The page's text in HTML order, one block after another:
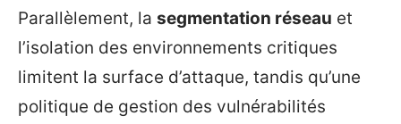
Parallèlement, la segmentation réseau et
l’isolation des environnements critiques
limitent la surface d’attaque, tandis qu’une
politique de gestion des vulnérabilités